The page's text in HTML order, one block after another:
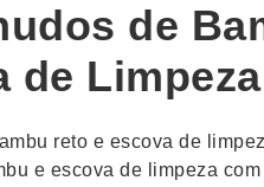
Fones de Ouvido
Informática e Telefonia
Kit Churrasco
Kit Queijo
de
de Limpeza
reto e escova de
e escova de limpeza